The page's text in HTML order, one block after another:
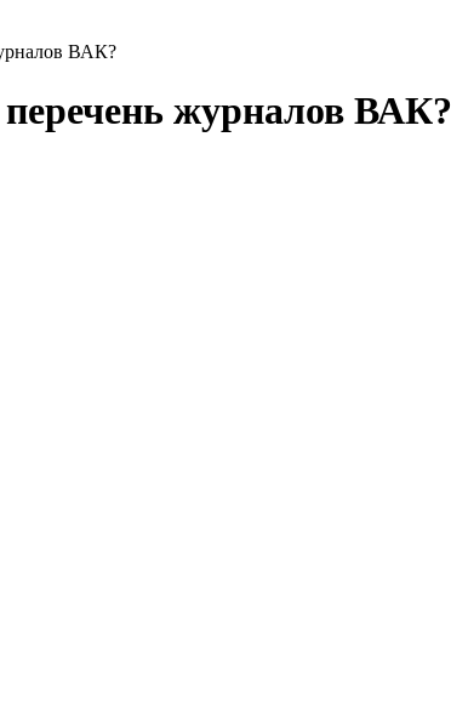
ВАК?
журналов ВАК?